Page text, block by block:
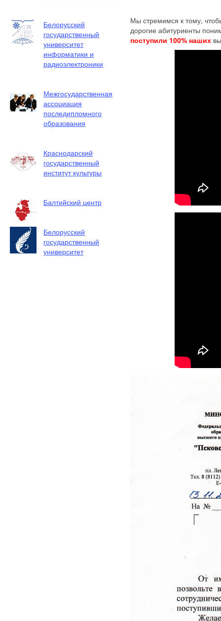
Белорусский
государственный
университет
информатики и
радиоэлектроники
Межгосударственная
ассоциация
последипломного
образования
Краснодарский
государственный
институт культуры
Балтийский центр
Белорусский
государственный
университет
Мы стремимся к тому,
дорогие абитуриенты
поступили 100% наших